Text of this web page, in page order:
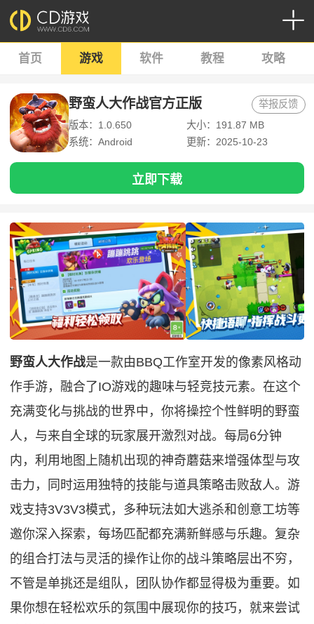
首页 游戏 软件 教程 攻略
野蛮人大作战官方正版
版本：1.0.650
大小：191.87 MB
系统：Android
更新：2025-10-23
举报反馈
立即下载
野蛮人大作战是一款由BBQ工作室开发的像素风格动
作手游，融合了IO游戏的趣味与轻竞技元素。在这个
充满变化与挑战的世界中，你将操控个性鲜明的野蛮
人，与来自全球的玩家展开激烈对战。每局6分钟
内，利用地图上随机出现的神奇蘑菇来增强体型与攻
击力，同时运用独特的技能与道具策略击败敌人。游
戏支持3V3V3模式，多种玩法如大逃杀和创意工坊等
邀你深入探索，每场匹配都充满新鲜感与乐趣。复杂
的组合打法与灵活的操作让你的战斗策略层出不穷，
不管是单挑还是组队，团队协作都显得极为重要。如
果你想在轻松欢乐的氛围中展现你的技巧，就来尝试